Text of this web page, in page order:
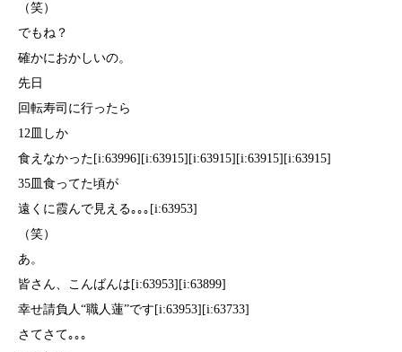
（笑）
でもね？
確かにおかしいの。
先日
回転寿司に行ったら
12皿しか
食えなかった[i:63996][i:63915][i:63915][i:63915][i:63915]
35皿食ってた頃が
遠くに霞んで見える｡｡｡[i:63953]
（笑）
あ。
皆さん、こんばんは[i:63953][i:63899]
幸せ請負人“職人蓮”です[i:63953][i:63733]
さてさて｡｡｡